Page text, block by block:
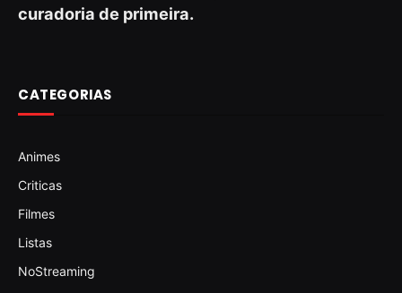
curadoria de primeira.
CATEGORIAS
Animes
Criticas
Filmes
Listas
NoStreaming